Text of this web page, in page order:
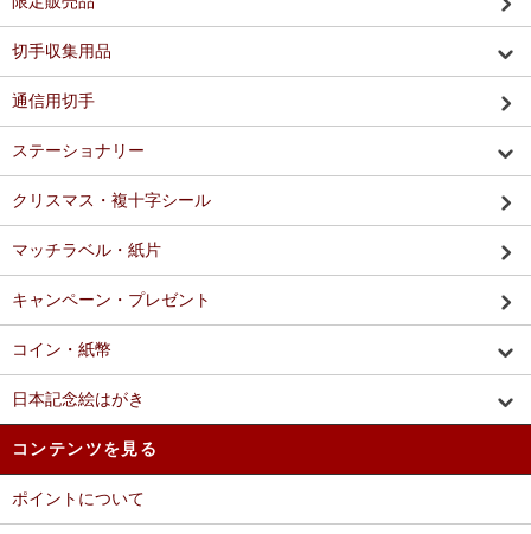
切手収集用品
通信用切手
ステーショナリー
クリスマス・複十字シール
マッチラベル・紙片
キャンペーン・プレゼント
コイン・紙幣
日本記念絵はがき
コンテンツを見る
ポイントについて